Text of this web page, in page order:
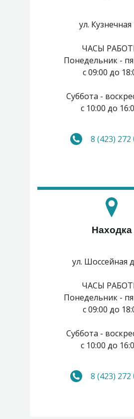
ул. Кузнечная
ЧАСЫ
Понедельник -
с 09:00 до
Суббота -
с 10:00 до
8 (423) 272
ул. Шоссейная
ЧАСЫ
Понедельник -
с 09:00 до
Суббота -
с 10:00 до
Находка
8 (423) 272